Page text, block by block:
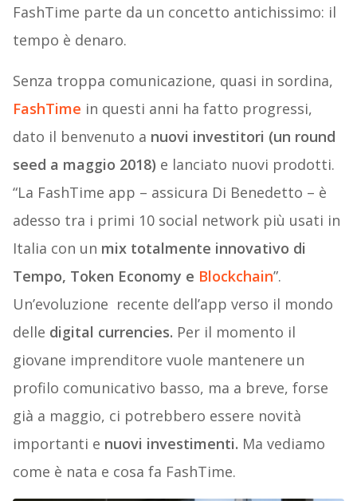
FashTime parte da un concetto antichissimo: il
tempo è denaro.
Senza troppa comunicazione, quasi in sordina,
FashTime in questi anni ha fatto progressi,
dato il benvenuto a nuovi investitori (un round
seed a maggio 2018) e lanciato nuovi prodotti.
“La FashTime app – assicura Di Benedetto – è
adesso tra i primi 10 social network più usati in
Italia con un mix totalmente innovativo di
Tempo, Token Economy e Blockchain”.
Un’evoluzione recente dell’app verso il mondo
delle digital currencies. Per il momento il
giovane imprenditore vuole mantenere un
profilo comunicativo basso, ma a breve, forse
già a maggio, ci potrebbero essere novità
importanti e nuovi investimenti. Ma vediamo
come è nata e cosa fa FashTime.